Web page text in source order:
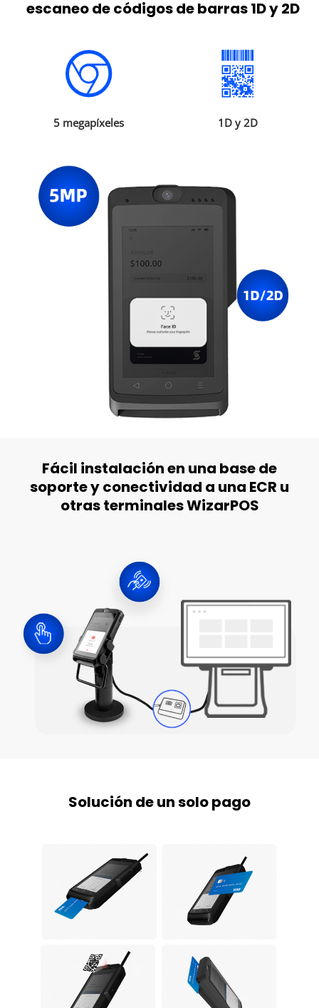
escaneo de códigos de barras 1D y 2D
5 megapíxeles 1D y 2D
Fácil instalación en una base de
soporte y conectividad a una ECR u
otras terminales WizarPOS
Solución de un solo pago